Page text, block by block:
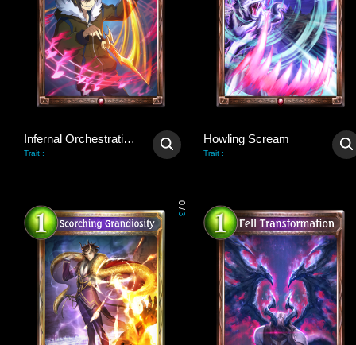
Infernal Orchestration
Trait : -
Howling Scream
Trait : -
0
/
3